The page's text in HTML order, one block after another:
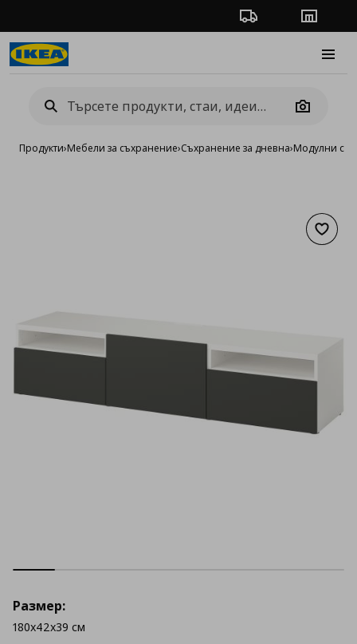
Проследяване на
Camera
Продукти›Мебели за съхранение›Съхранение за дневна›Модулни
Размер:
180x42x39 см